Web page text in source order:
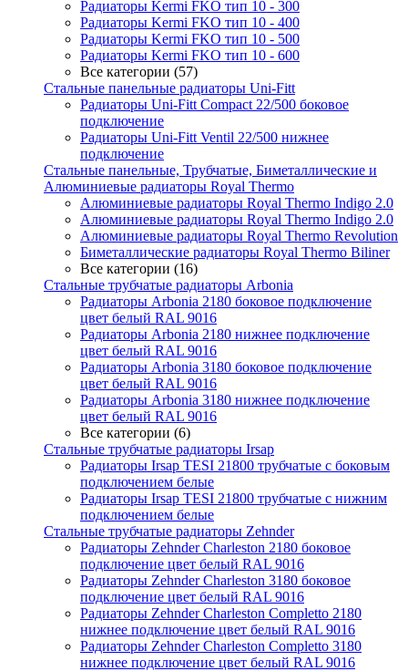
Радиаторы Kermi FKO тип 10 - 300
Радиаторы Kermi FKO тип 10 - 400
Радиаторы Kermi FKO тип 10 - 500
Радиаторы Kermi FKO тип 10 - 600
Все категории (57)
Стальные панельные радиаторы Uni-Fitt
Радиаторы Uni-Fitt Compact 22/500 боковое
подключение
Радиаторы Uni-Fitt Ventil 22/500 нижнее
подключение
Стальные панельные, Трубчатые, Биметаллические и
Алюминиевые радиаторы Royal Thermo
Алюминиевые радиаторы Royal Thermo Indigo 2.0
Алюминиевые радиаторы Royal Thermo Indigo 2.0
Алюминиевые радиаторы Royal Thermo Revolution
Биметаллические радиаторы Royal Thermo Biliner
Все категории (16)
Стальные трубчатые радиаторы Arbonia
Радиаторы Arbonia 2180 боковое подключение
цвет белый RAL 9016
Радиаторы Arbonia 2180 нижнее подключение
цвет белый RAL 9016
Радиаторы Arbonia 3180 боковое подключение
цвет белый RAL 9016
Радиаторы Arbonia 3180 нижнее подключение
цвет белый RAL 9016
Все категории (6)
Стальные трубчатые радиаторы Irsap
Радиаторы Irsap TESI 21800 трубчатые с боковым
подключением белые
Радиаторы Irsap TESI 21800 трубчатые с нижним
подключением белые
Стальные трубчатые радиаторы Zehnder
Радиаторы Zehnder Charleston 2180 боковое
подключение цвет белый RAL 9016
Радиаторы Zehnder Charleston 3180 боковое
подключение цвет белый RAL 9016
Радиаторы Zehnder Charleston Completto 2180
нижнее подключение цвет белый RAL 9016
Радиаторы Zehnder Charleston Completto 3180
нижнее подключение цвет белый RAL 9016